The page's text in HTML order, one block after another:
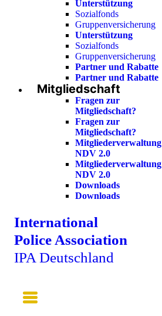
Unterstützung
Sozialfonds
Gruppenversicherung
Unterstützung
Sozialfonds
Gruppenversicherung
Partner und Rabatte
Partner und Rabatte
Mitgliedschaft
Fragen zur
Mitgliedschaft?
Fragen zur
Mitgliedschaft?
Mitgliederverwaltung
NDV 2.0
Mitgliederverwaltung
NDV 2.0
Downloads
Downloads
International
Police Association
IPA Deutschland
Main
Menu